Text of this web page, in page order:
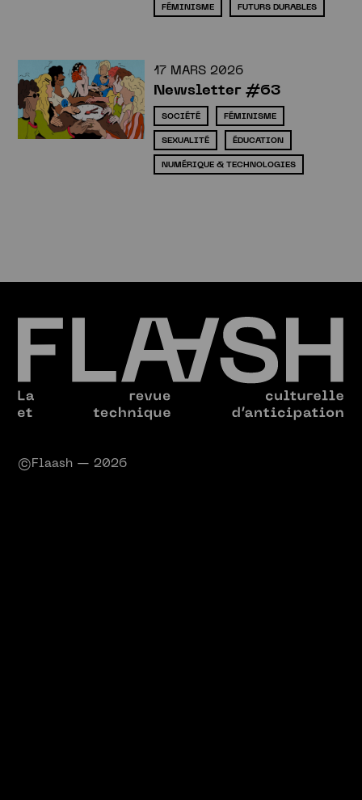
FÉMINISME FUTURS DURABLES
17 MARS 2026
Newsletter #63
SOCIÉTÉ FÉMINISME
SEXUALITÉ ÉDUCATION
NUMÉRIQUE & TECHNOLOGIES
©Flaash — 2026